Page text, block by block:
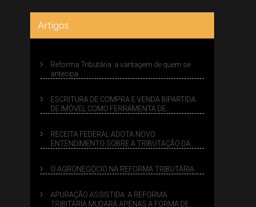
Artigos
Reforma Tributária: a vantagem de quem se
antecipa
ESCRITURA DE COMPRA E VENDA BIPARTIDA
DE IMÓVEL COMO FERRAMENTA DE
RECEITA FEDERAL ADOTA NOVO
ENTENDIMENTO SOBRE A TRIBUTAÇÃO DA
O AGRONEGÓCIO NA REFORMA TRIBUTÁRIA
APURAÇÃO ASSISTIDA: A REFORMA
TRIBITÁRIA MUDARÁ APENAS A FORMA DE